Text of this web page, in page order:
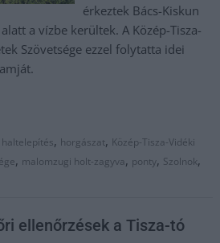
érkeztek Bács-Kiskun
a vízbe kerültek. A Közép-Tisza-
Szövetsége ezzel folytatta idei
haltelepítés, horgászat, Közép-Tisza-Vidéki
, malomzugi holt-zagyva, ponty, Szolnok,
ellenőrzések a Tisza-tó